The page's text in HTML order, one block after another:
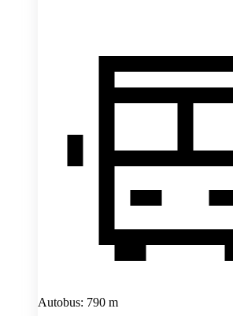
Autobus: 790 m